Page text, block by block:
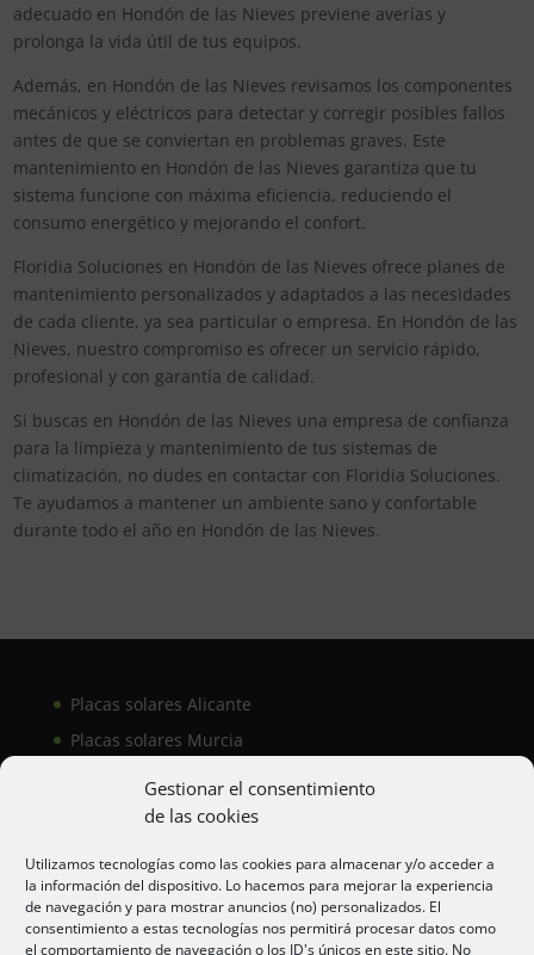
Gestionar el consentimiento
de las cookies
Utilizamos tecnologías como las cookies para almacenar y/o acceder a
la información del dispositivo. Lo hacemos para mejorar la experiencia
de navegación y para mostrar anuncios (no) personalizados. El
consentimiento a estas tecnologías nos permitirá procesar datos como
el comportamiento de navegación o los ID's únicos en este sitio. No
adecuado en Hondón de las Nieves previene averías y
prolonga la vida útil de tus equipos.
Además, en Hondón de las Nieves revisamos los componentes
mecánicos y eléctricos para detectar y corregir posibles fallos
antes de que se conviertan en problemas graves. Este
mantenimiento en Hondón de las Nieves garantiza que tu
sistema funcione con máxima eficiencia, reduciendo el
consumo energético y mejorando el confort.
Floridia Soluciones en Hondón de las Nieves ofrece planes de
mantenimiento personalizados y adaptados a las necesidades
de cada cliente, ya sea particular o empresa. En Hondón de las
Nieves, nuestro compromiso es ofrecer un servicio rápido,
profesional y con garantía de calidad.
Si buscas en Hondón de las Nieves una empresa de confianza
para la limpieza y mantenimiento de tus sistemas de
climatización, no dudes en contactar con Floridia Soluciones.
Te ayudamos a mantener un ambiente sano y confortable
durante todo el año en Hondón de las Nieves.
Placas solares Alicante
Placas solares Murcia
Aire acondicionado Alicante
Aire acondicionador Murcia
Aire acondicionado San Juan